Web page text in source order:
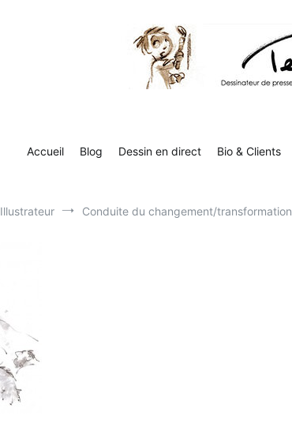
Accueil Blog Dessin en direct Bio & Clients
Conduite du changement/transformation